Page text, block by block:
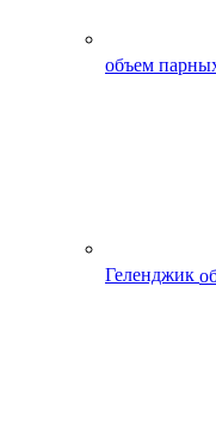
объем
Геленджик